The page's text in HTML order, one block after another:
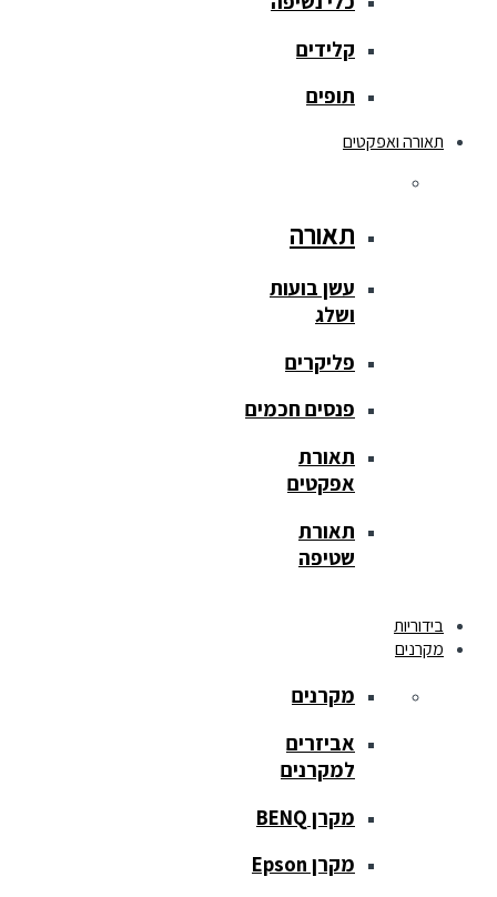
קלידים
תופים
תאורה ואפקטים
תאורה
עשן בועות
ושלג
פליקרים
פנסים חכמים
תאורת
אפקטים
תאורת
שטיפה
בידוריות
מקרנים
מקרנים
אביזרים
למקרנים
מקרן BENQ
מקרן Epson